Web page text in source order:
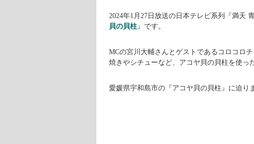
2024年1月27日放送の日本テレビ系列『満天
貝の貝柱』です。
MCの宮川大輔さんとゲストであるコロコロ
焼きやシチューなど、アコヤ貝の貝柱を使っ
愛媛県宇和島市の『アコヤ貝の貝柱』に迫り